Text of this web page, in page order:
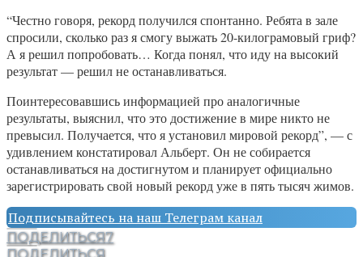
“Честно говоря, рекорд получился спонтанно. Ребята в зале
спросили, сколько раз я смогу выжать 20-килограмовый гриф?
А я решил попробовать… Когда понял, что иду на высокий
результат — решил не останавливаться.
Поинтересовавшись информацией про аналогичные
результаты, выяснил, что это достижение в мире никто не
превысил. Получается, что я установил мировой рекорд”, — с
удивлением констатировал Альберт. Он не собирается
останавливаться на достигнутом и планирует официально
зарегистрировать свой новый рекорд уже в пять тысяч жимов.
Подписывайтесь на наш Телеграм канал
ПОДЕЛИТЬСЯ7